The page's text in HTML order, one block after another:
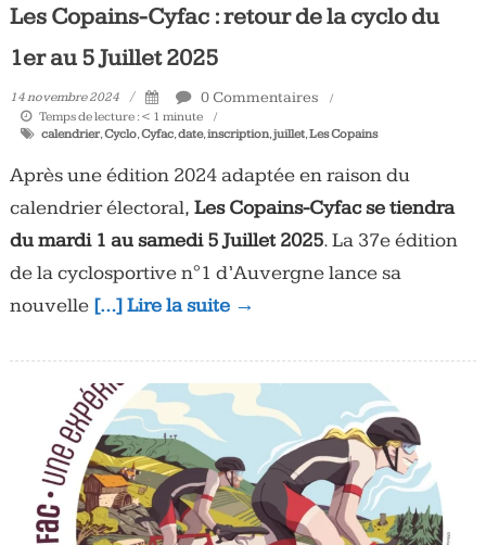
Les Copains-Cyfac : retour de la cyclo du
1er au 5 Juillet 2025
14 novembre 2024 0 Commentaires
Temps de lecture : < 1 minute
calendrier,Cyclo,Cyfac,date,inscription,juillet,Les Copains
Après une édition 2024 adaptée en raison du
calendrier électoral, Les Copains-Cyfac se tiendra
du mardi 1 au samedi 5 Juillet 2025. La 37e édition
de la cyclosportive n°1 d’Auvergne lance sa
nouvelle […] Lire la suite →